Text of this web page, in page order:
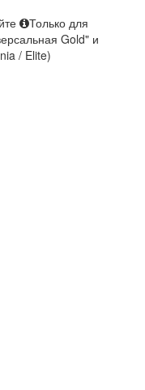
Только для
Gold" и
/ Elite)